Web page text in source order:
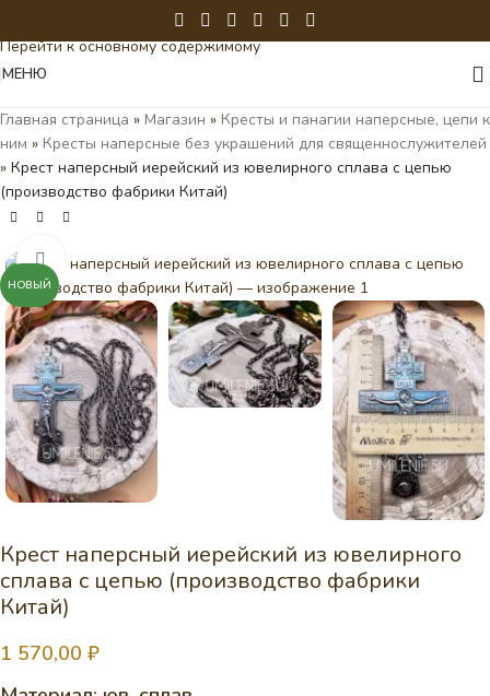
Перейти к основному содержимому
МЕНЮ
Главная страница » Магазин » Кресты и панагии наперсные, цепи к
ним » Кресты наперсные без украшений для священнослужителей
» Крест наперсный иерейский из ювелирного сплава с цепью
(производство фабрики Китай)
НОВЫЙ
Нажмите, чтобы увеличить
Крест наперсный иерейский из ювелирного
сплава с цепью (производство фабрики
Китай)
1 570,00 ₽